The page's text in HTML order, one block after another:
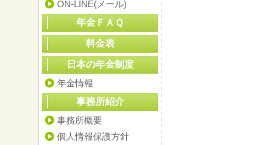
ON-LINE(メール)
年金ＦＡＱ
料金表
日本の年金制度
年金情報
事務所紹介
事務所概要
個人情報保護方針